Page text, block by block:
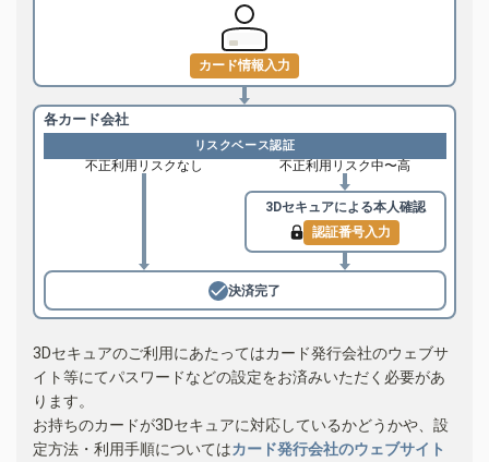
カード情報入力
各カード会社
リスクベース認証
不正利用リスクなし 不正利用リスク中〜高
3Dセキュアによる本人確認
認証番号入力
決済完了
3Dセキュアのご利用にあたってはカード発行会社のウェブサ
イト等にてパスワードなどの設定をお済みいただく必要があ
ります。
お持ちのカードが3Dセキュアに対応しているかどうかや、設
定方法・利用手順についてはカード発行会社のウェブサイト